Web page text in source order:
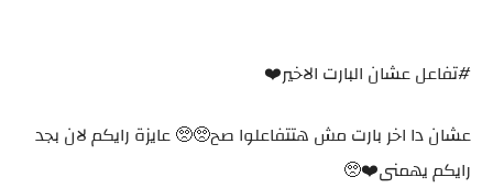
#تفاعل عشان البارت الاخير⁦❤️⁩
عشان دا اخر بارت مش هتتفاعلوا صح🥺🥺 عايزة رايكم لان بجد
رايكم يهمنى⁦❤️⁩🥺